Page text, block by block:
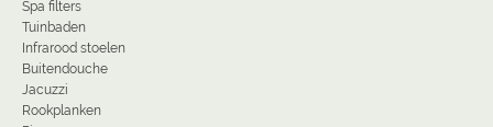
Spa filters
Tuinbaden
Infrarood stoelen
Buitendouche
Jacuzzi
Rookplanken